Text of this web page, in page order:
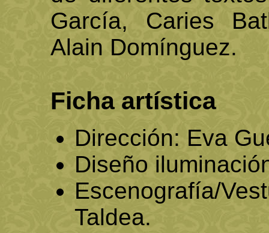
García, Caries
Alain Domínguez.
Ficha artística
Dirección: Eva
Diseño
Escenografía/
Taldea.